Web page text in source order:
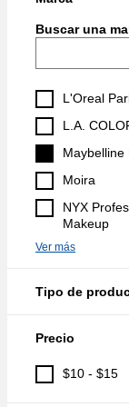
Buscar una
L'Oreal
L.A.
Maybelline
Moira
NYX
Makeup
Ver más
Tipo de
Precio
$10 - $15